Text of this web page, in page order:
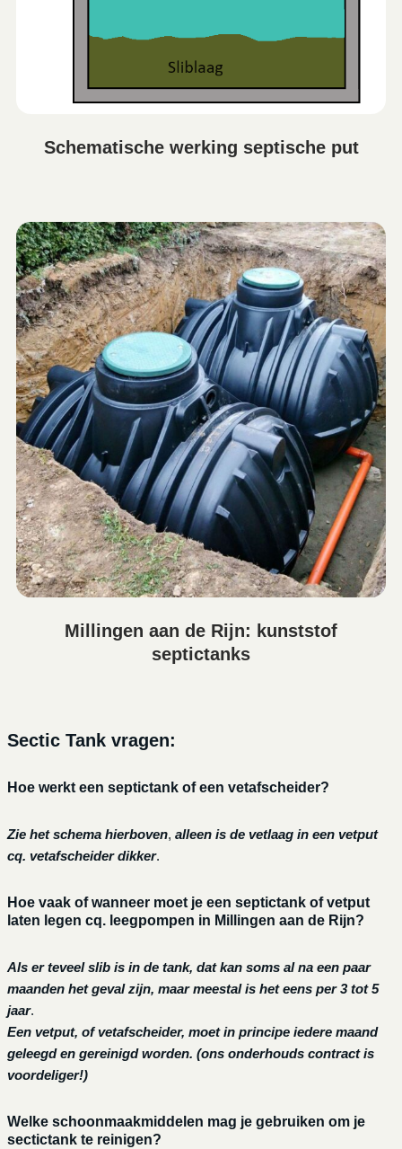
Schematische werking septische put
Millingen aan de Rijn: kunststof
septictanks
Sectic Tank vragen:
Hoe werkt een septictank of een vetafscheider?
Zie het schema hierboven, alleen is de vetlaag in een vetput
cq. vetafscheider dikker.
Hoe vaak of wanneer moet je een septictank of vetput
laten legen cq. leegpompen in Millingen aan de Rijn?
Als er teveel slib is in de tank, dat kan soms al na een paar
maanden het geval zijn, maar meestal is het eens per 3 tot 5
jaar.
Een vetput, of vetafscheider, moet in principe iedere maand
geleegd en gereinigd worden. (ons onderhouds contract is
voordeliger!)
Welke schoonmaakmiddelen mag je gebruiken om je
sectictank te reinigen?